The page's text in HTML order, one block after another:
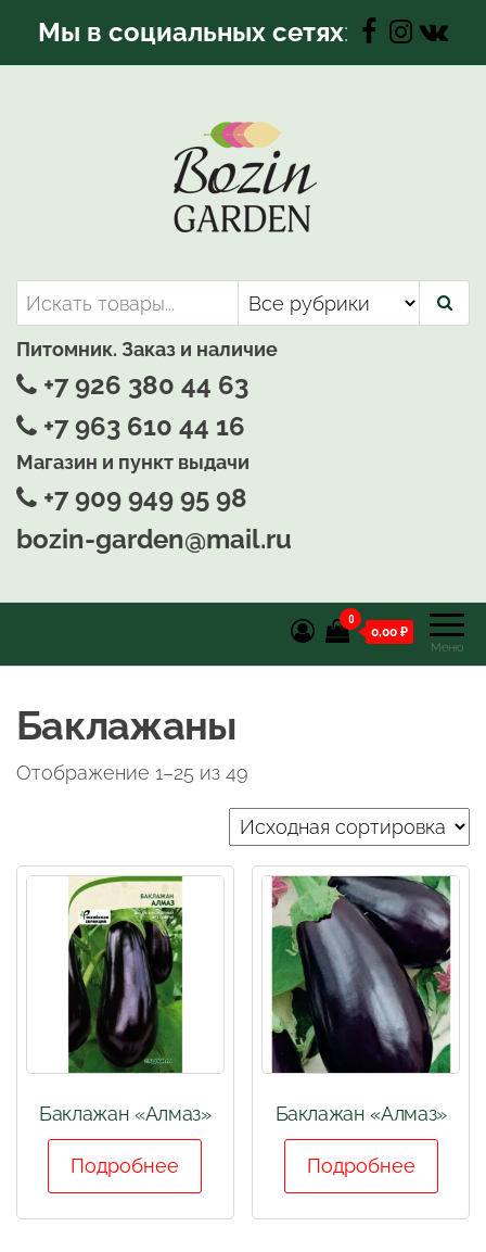
Мы в социальных сетях:
Bozin-Garden | Садовый центр
Садовый центр, Растения
для вашего сада
Питомник. Заказ и наличие
+7 926 380 44 63
+7 963 610 44 16
Магазин и пункт выдачи
+7 909 949 95 98
bozin-garden@mail.ru
Меню
0
0,00 ₽
Баклажаны
Отображение 1–25 из 49
Баклажан «Алмаз»
Подробнее
Баклажан «Алмаз»
Подробнее